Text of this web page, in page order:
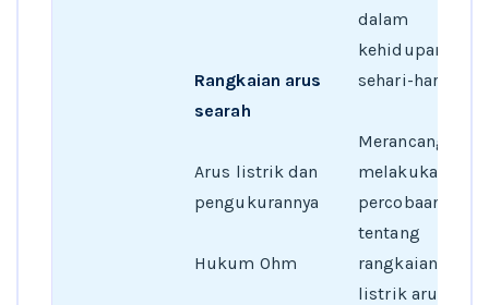
Rangkaian arus
searah
Arus listrik dan
pengukurannya
Hukum Ohm
dalam
kehidupan
sehari-hari
Merancang dan
melakukan
percobaan
tentang
rangkaian
listrik arus